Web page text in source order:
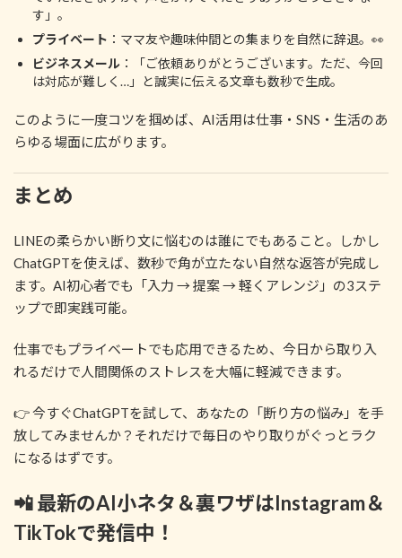
す」。
プライベート ：ママ友や趣味仲間との集まりを自然に辞退。👀
ビジネスメール ：「ご依頼ありがとうございます。ただ、今回
は対応が難しく…」と誠実に伝える文章も数秒で生成。
このように一度コツを掴めば、AI活用は仕事・SNS・生活のあ
らゆる場面に広がります。
まとめ
LINEの柔らかい断り文に悩むのは誰にでもあること。しかし
ChatGPTを使えば、数秒で角が立たない自然な返答が完成し
ます。AI初心者でも「入力 → 提案 → 軽くアレンジ」の3ステ
ップで即実践可能。
仕事でもプライベートでも応用できるため、今日から取り入
れるだけで人間関係のストレスを大幅に軽減できます。
👉 今すぐChatGPTを試して、あなたの「断り方の悩み」を手
放してみませんか？それだけで毎日のやり取りがぐっとラク
になるはずです。
📲 最新のAI小ネタ＆裏ワザはInstagram＆
TikTokで発信中！